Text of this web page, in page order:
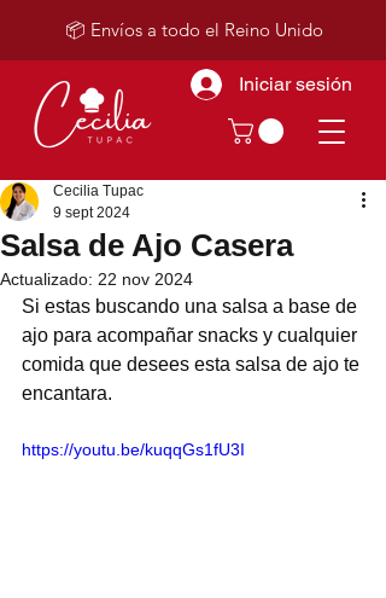
Iniciar sesión
📦 Envíos a todo el Reino Unido
Salsa de Ajo Casera
Cecilia Tupac
9 sept 2024
Actualizado: 22 nov 2024
Si estas buscando una salsa a base de
ajo para acompañar snacks y cualquier
comida que desees esta salsa de ajo te
encantara.
https://youtu.be/kuqqGs1fU3I